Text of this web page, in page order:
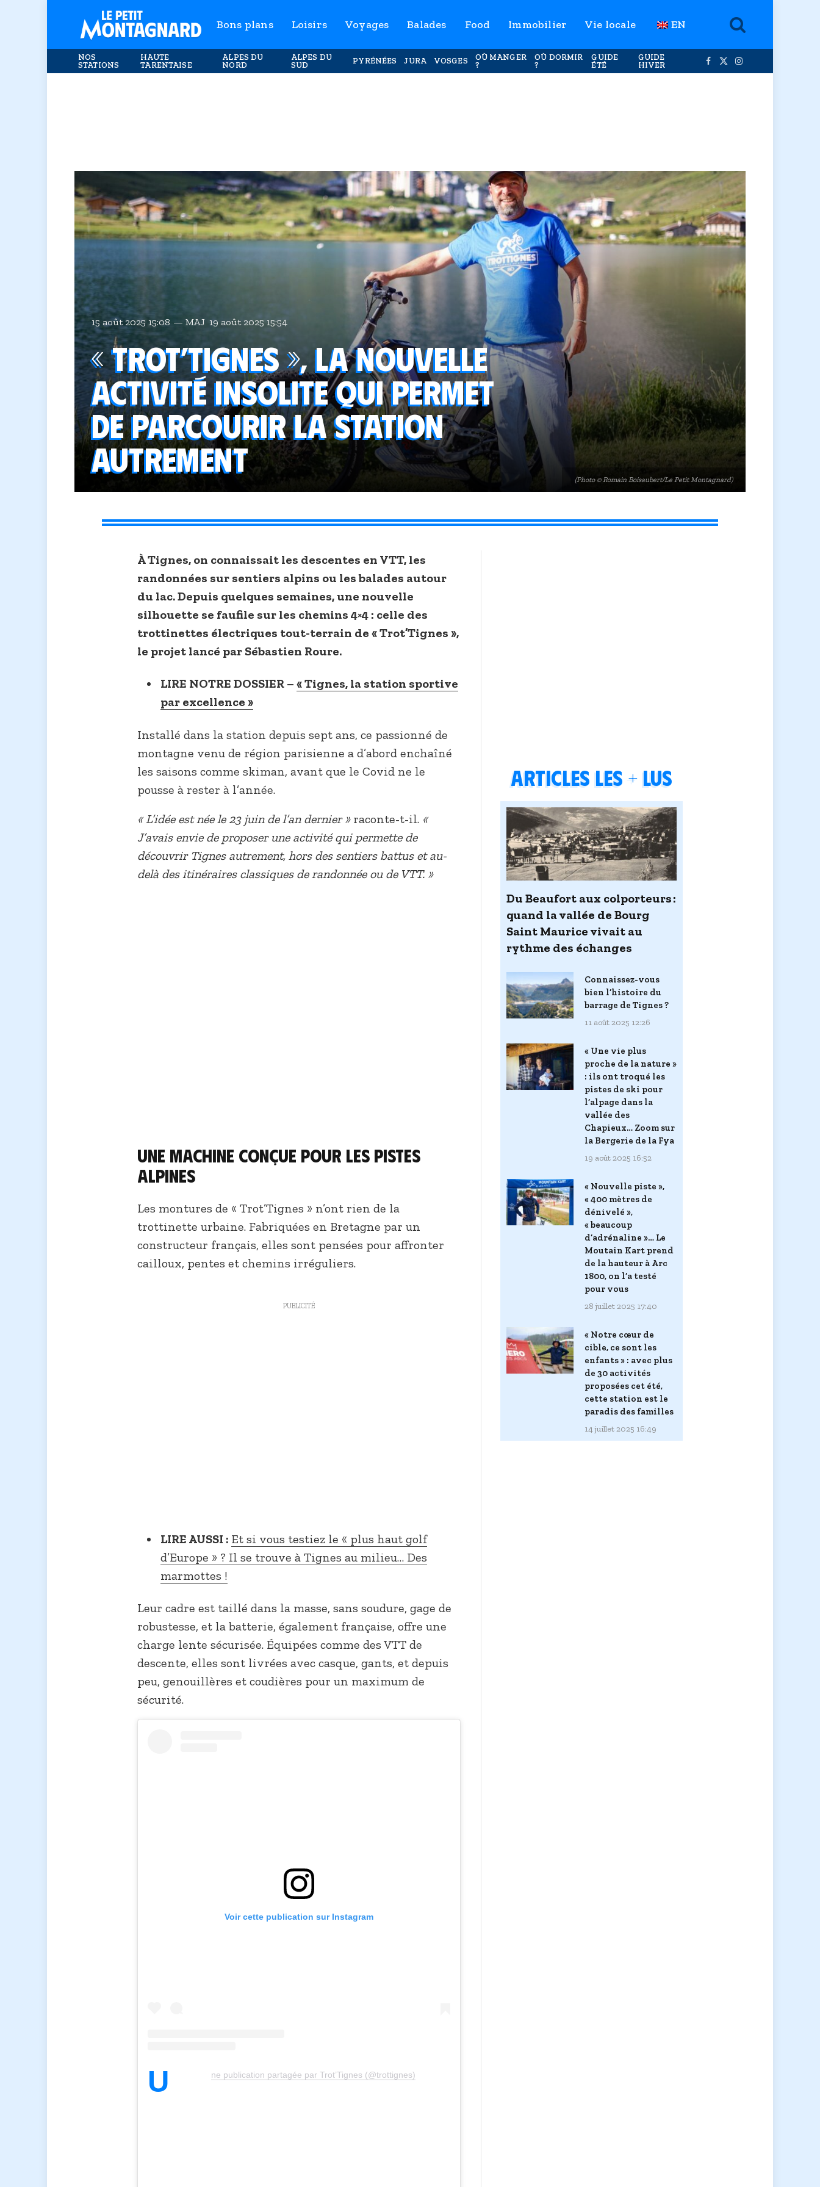
Bons plans Loisirs Voyages Balades Food Immobilier Vie locale EN
NOS
STATIONS
HAUTE
TARENTAISE
ALPES DU
NORD
ALPES DU
SUD
PYRÉNÉES JURA VOSGES
OÙ MANGER
?
OÙ DORMIR
?
GUIDE
ÉTÉ
GUIDE
HIVER
Facebook
X
Instagram
(Photo © Romain Boisaubert/Le Petit Montagnard)
15 août 2025 15:08 MAJ 19 août 2025 15:54
« Trot’Tignes », la nouvelle
activité insolite qui permet
de parcourir la station
autrement
À Tignes, on connaissait les descentes en VTT, les
randonnées sur sentiers alpins ou les balades autour
du lac. Depuis quelques semaines, une nouvelle
silhouette se faufile sur les chemins 4×4 : celle des
trottinettes électriques tout-terrain de « Trot’Tignes »,
le projet lancé par Sébastien Roure.
LIRE NOTRE DOSSIER – « Tignes, la station sportive
par excellence »
Installé dans la station depuis sept ans, ce passionné de
montagne venu de région parisienne a d’abord enchaîné
les saisons comme skiman, avant que le Covid ne le
pousse à rester à l’année.
« L’idée est née le 23 juin de l’an dernier »raconte-t-il. «
J’avais envie de proposer une activité qui permette de
découvrir Tignes autrement, hors des sentiers battus et au-
delà des itinéraires classiques de randonnée ou de VTT. »
Une machine conçue pour les pistes
alpines
Les montures de « Trot’Tignes » n’ont rien de la
trottinette urbaine. Fabriquées en Bretagne par un
constructeur français, elles sont pensées pour affronter
cailloux, pentes et chemins irréguliers.
PUBLICITÉ
LIRE AUSSI : Et si vous testiez le « plus haut golf
d’Europe » ? Il se trouve à Tignes au milieu… Des
marmottes !
Leur cadre est taillé dans la masse, sans soudure, gage de
robustesse, et la batterie, également française, offre une
charge lente sécurisée. Équipées comme des VTT de
descente, elles sont livrées avec casque, gants, et depuis
peu, genouillères et coudières pour un maximum de
sécurité.
Voir cette publication sur Instagram
U ne publication partagée par Trot’Tignes (@trottignes)
Articles les + lus
Du Beaufort aux colporteurs :
quand la vallée de Bourg
Saint Maurice vivait au
rythme des échanges
Connaissez-vous
bien l’histoire du
barrage de Tignes ?
11 août 2025 12:26
« Une vie plus
proche de la nature »
: ils ont troqué les
pistes de ski pour
l’alpage dans la
vallée des
Chapieux… Zoom sur
la Bergerie de la Fya
19 août 2025 16:52
« Nouvelle piste »,
« 400 mètres de
dénivelé »,
« beaucoup
d’adrénaline »… Le
Moutain Kart prend
de la hauteur à Arc
1800, on l’a testé
pour vous
28 juillet 2025 17:40
« Notre cœur de
cible, ce sont les
enfants » : avec plus
de 30 activités
proposées cet été,
cette station est le
paradis des familles
14 juillet 2025 16:49